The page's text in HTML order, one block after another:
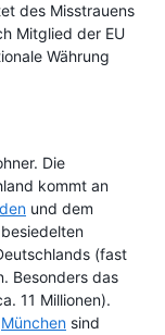
des Misstrauens
Mitglied der EU
Währung
Die
kommt an
und dem
(fast
Besonders das
11 Millionen).
München sind